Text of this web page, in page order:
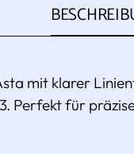
mit klarer
Perfekt für